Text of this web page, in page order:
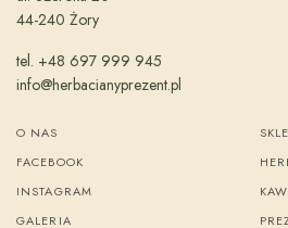
44-240 Żory
tel. +48 697 999 945
info@herbacianyprezent.pl
O NAS
FACEBOOK
INSTAGRAM
GALERIA